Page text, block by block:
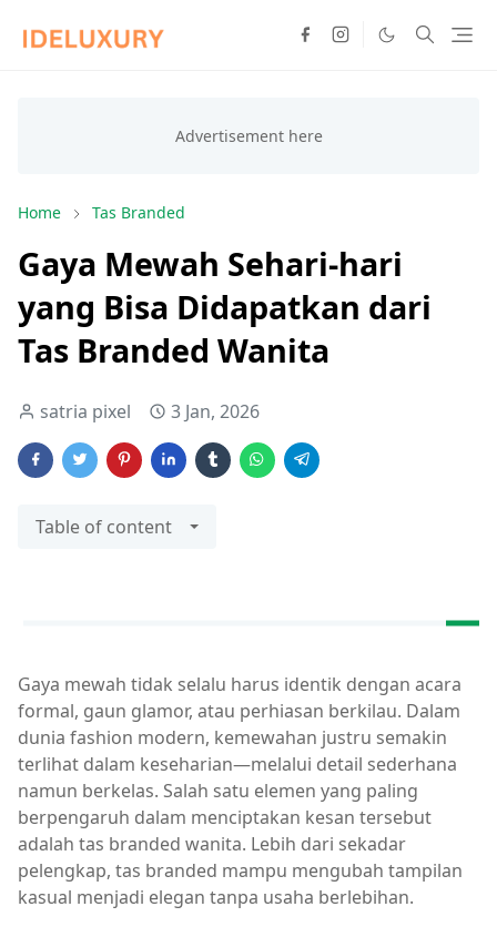
Home Tas Branded
Gaya Mewah Sehari-hari
yang Bisa Didapatkan dari
Tas Branded Wanita
satria pixel 3 Jan, 2026
Table of content
Gaya mewah tidak selalu harus identik dengan acara
formal, gaun glamor, atau perhiasan berkilau. Dalam
dunia fashion modern, kemewahan justru semakin
terlihat dalam keseharian—melalui detail sederhana
namun berkelas. Salah satu elemen yang paling
berpengaruh dalam menciptakan kesan tersebut
adalah tas branded wanita. Lebih dari sekadar
pelengkap, tas branded mampu mengubah tampilan
kasual menjadi elegan tanpa usaha berlebihan.